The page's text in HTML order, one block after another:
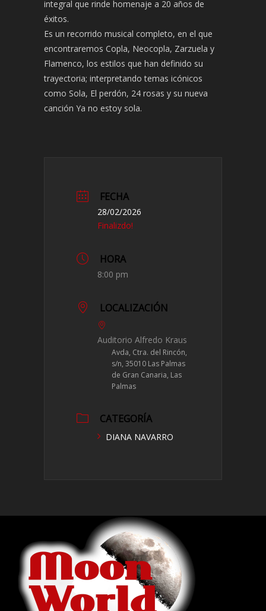
integral que rinde homenaje a 20 años de
éxitos.
Es un recorrido musical completo, en el que
encontraremos Copla, Neocopla, Zarzuela y
Flamenco, los estilos que han definido su
trayectoria; interpretando temas icónicos
como Sola, El perdón, 24 rosas y su nueva
canción Ya no estoy sola.
FECHA
28/02/2026
Finalizdo!
HORA
8:00 pm
LOCALIZACIÓN
Auditorio Alfredo Kraus
Avda, Ctra. del Rincón,
s/n, 35010 Las Palmas
de Gran Canaria, Las
Palmas
CATEGORÍA
DIANA NAVARRO